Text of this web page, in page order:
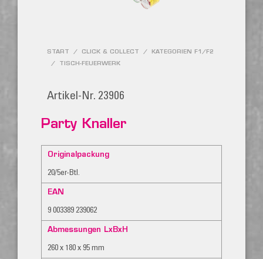
START / CLICK & COLLECT /
KATEGORIEN F1/F2
/
TISCH-FEUERWERK
Artikel-Nr. 23906
Party Knaller
Originalpackung
20/5er-Btl.
EAN
9 003389 239062
Abmessungen LxBxH
260 x 180 x 95 mm